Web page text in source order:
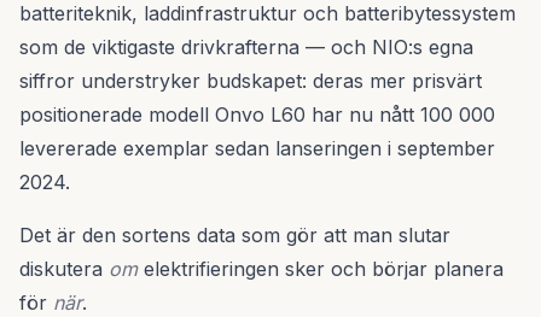
batteriteknik, laddinfrastruktur och batteribytessystem
som de viktigaste drivkrafterna — och NIO:s egna
siffror understryker budskapet: deras mer prisvärt
positionerade modell Onvo L60 har nu nått 100 000
levererade exemplar sedan lanseringen i september
2024.
Det är den sortens data som gör att man slutar
diskutera omelektrifieringen sker och börjar planera
för när.